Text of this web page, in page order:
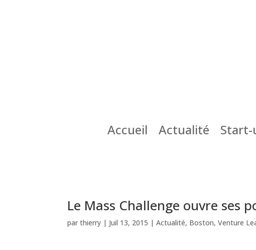
Accueil Actualité Start-
Le Mass Challenge ouvre ses
parthierry | Juil 13, 2015 |Actualité, Boston,Venture